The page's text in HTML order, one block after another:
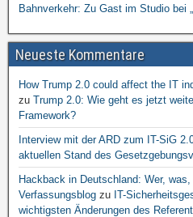
Bahnverkehr: Zu Gast im Studio bei
Neueste Kommentare
How Trump 2.0 could affect the IT
zu Trump 2.0: Wie geht es jetzt
Framework?
Interview mit der ARD zum IT-SiG
aktuellen Stand des
Hackback in Deutschland: Wer,
Verfassungsblog zu IT-
wichtigsten Änderungen des